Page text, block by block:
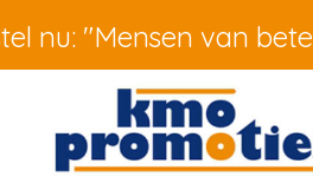
nu: "Mensen van